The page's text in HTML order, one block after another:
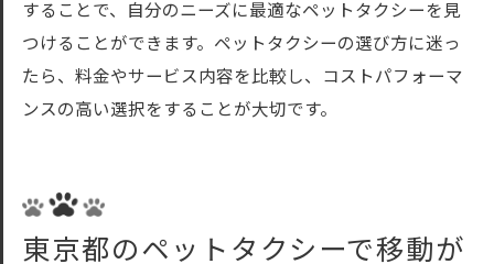
することで、自分のニーズに最適なペットタクシーを見
つけることができます。ペットタクシーの選び方に迷っ
たら、料金やサービス内容を比較し、コストパフォーマ
ンスの高い選択をすることが大切です。
東京都のペットタクシーで移動が